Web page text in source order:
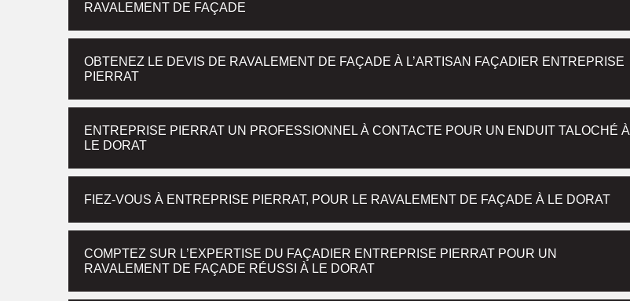
RAVALEMENT DE FAÇADE
OBTENEZ LE DEVIS DE RAVALEMENT DE FAÇADE À L’ARTISAN FAÇADIER ENTREPRISE
PIERRAT
ENTREPRISE PIERRAT UN PROFESSIONNEL À CONTACTE POUR UN ENDUIT TALOCHÉ À
LE DORAT
FIEZ-VOUS À ENTREPRISE PIERRAT, POUR LE RAVALEMENT DE FAÇADE À LE DORAT
COMPTEZ SUR L’EXPERTISE DU FAÇADIER ENTREPRISE PIERRAT POUR UN
RAVALEMENT DE FAÇADE RÉUSSI À LE DORAT